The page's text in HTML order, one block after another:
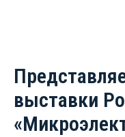
выставки